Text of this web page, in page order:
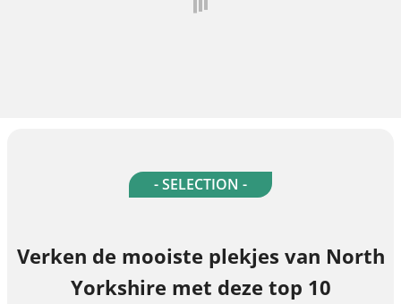
- SELECTION -
Verken de mooiste plekjes van North
Yorkshire met deze top 10